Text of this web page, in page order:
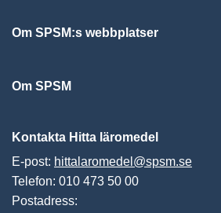
Om SPSM:s webbplatser
Om SPSM
Kontakta Hitta läromedel
E-post: hittalaromedel@spsm.se
Telefon: 010 473 50 00
Postadress: